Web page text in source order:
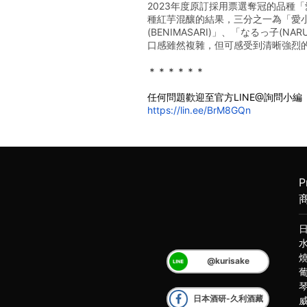
2023年度原訂採用票選奪冠的品種
種紅芋混釀的結果，三分之一為「愛
(BENIMASARI)」、「なるっ子
口感雖然複雜，但可感受到清晰強烈
＊＊＊＊＊＊
任何問題歡迎至官方LINE@詢問小編
https://lin.ee/BrM8GQn
@kurisake
日本酒研-久利酒藏